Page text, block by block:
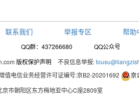
联系我们 举报专区 帮助
QQ群：437266680 QQ公众号
版权保护声明 不良信息举报:
值电信业务经营许可证编号:京B2-20201692
京
京市朝阳区东方梅地亚中心C座2809室